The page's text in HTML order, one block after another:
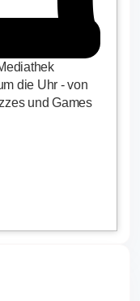
die Uhr - von
und Games